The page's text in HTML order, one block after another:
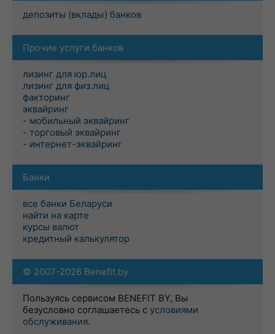
депозиты (вклады) банков
Прочие услуги банков
лизинг для юр.лиц
лизинг для физ.лиц
факторинг
эквайринг
- мобильный эквайринг
- торговый эквайринг
- интернет-эквайринг
Банки
все банки Беларуси
найти на карте
курсы валют
кредитный калькулятор
© 2007-2026 Benefit.by
Пользуясь сервисом BENEFIT BY, Вы
безусловно соглашаетесь с условиями
обслуживания.